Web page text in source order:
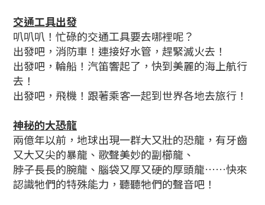
交通工具出發
叭叭叭！忙碌的交通工具要去哪裡呢？
出發吧，消防車！連接好水管，趕緊滅火去！
出發吧，輪船！汽笛響起了，快到美麗的海上航行
去！
出發吧，飛機！跟著乘客一起到世界各地去旅行！
神秘的大恐龍
兩億年以前，地球出現一群大又壯的恐龍，有牙齒
又大又尖的暴龍、歌聲美妙的副櫛龍、
脖子長長的腕龍、腦袋又厚又硬的厚頭龍……快來
認識牠們的特殊能力，聽聽牠們的聲音吧！